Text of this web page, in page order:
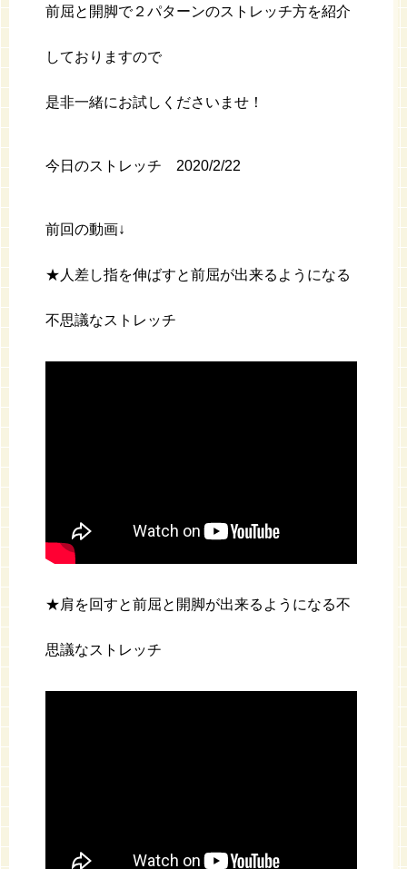
前屈と開脚で２パターンのストレッチ方を紹介
しておりますので
是非一緒にお試しくださいませ！
今日のストレッチ 2020/2/22
前回の動画↓
★人差し指を伸ばすと前屈が出来るようになる
不思議なストレッチ
★肩を回すと前屈と開脚が出来るようになる不
思議なストレッチ